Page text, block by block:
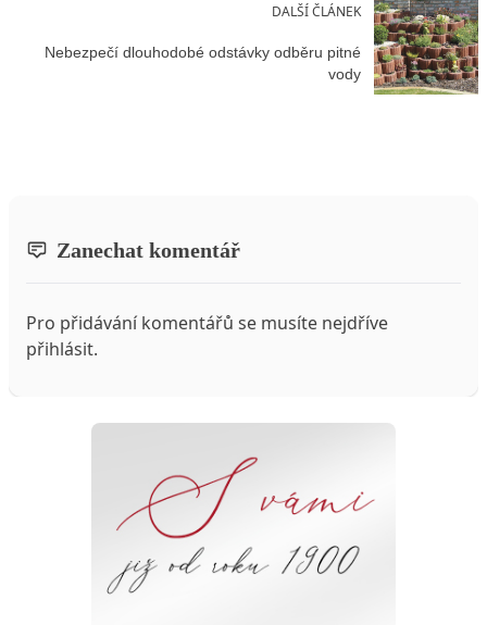
DALŠÍ ČLÁNEK
Nebezpečí dlouhodobé odstávky odběru pitné
vody
Zanechat komentář
Pro přidávání komentářů se musíte nejdříve
přihlásit.